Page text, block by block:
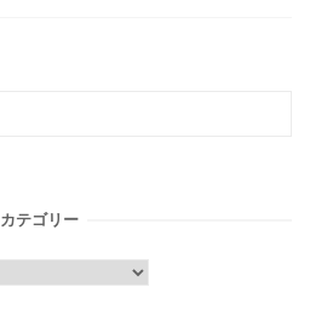
カテゴリー